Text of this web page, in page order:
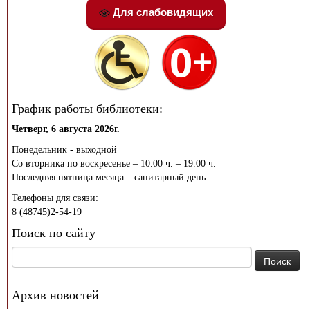
Для слабовидящих
График работы библиотеки:
Четверг, 6 августа 2026г.
Понедельник - выходной
Со вторника по воскресенье – 10.00 ч. – 19.00 ч.
Последняя пятница месяца – санитарный день
Телефоны для связи:
8 (48745)2-54-19
Поиск по сайту
Архив новостей